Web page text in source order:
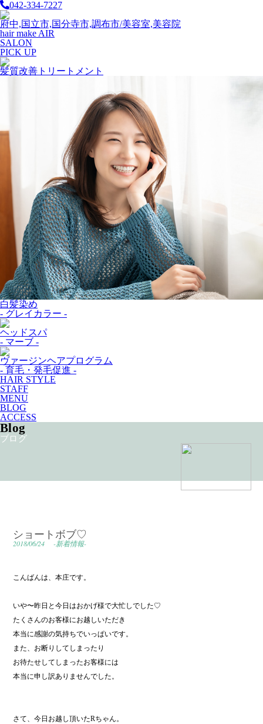
042-334-7227
府中,国立市,国分寺市,調布市/美容室,美容院
hair make AIR
SALON
PICK UP
髪質改善トリートメント
白髪染め
- グレイカラー -
ヘッドスパ
- マーブ -
ヴァージンヘアプログラム
- 育毛・発毛促進 -
HAIR STYLE
STAFF
MENU
BLOG
ACCESS
Blog
ブログ
ショートボブ♡
2018/06/24 -新着情報-
こんばんは、本庄です。
いや〜昨日と今日はおかげ様で大忙しでした♡
たくさんのお客様にお越しいただき
本当に感謝の気持ちでいっぱいです。
また、お断りしてしまったり
お待たせしてしまったお客様には
本当に申し訳ありませんでした。
さて、今日お越し頂いたRちゃん。